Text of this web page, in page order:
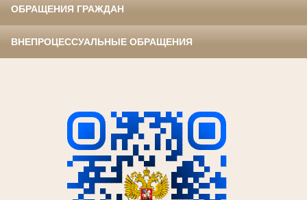
ОБРАЩЕНИЯ ГРАЖДАН
ВНЕПРОЦЕССУАЛЬНЫЕ ОБРАЩЕНИЯ